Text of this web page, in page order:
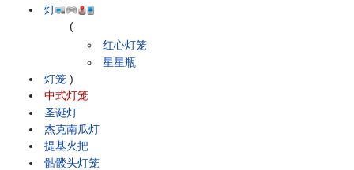
灯
灯笼
(
红心灯笼
星星瓶
)
中式灯笼
圣诞灯
杰克南瓜灯
提基火把
骷髅头灯笼